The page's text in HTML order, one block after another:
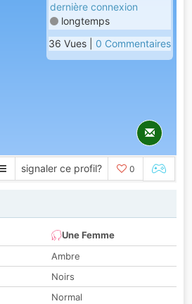
dernière connexion
longtemps
36 Vues | 0 Commentaires
signaler ce profil? 0
Une Femme
Ambre
Noirs
Normal